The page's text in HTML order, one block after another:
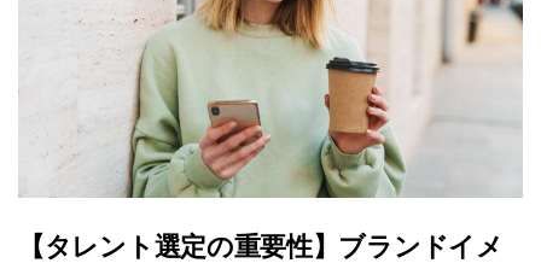
【タレント選定の重要性】ブランドイメ